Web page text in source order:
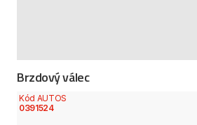
Brzdový válec
Kód AUTOS
0391524